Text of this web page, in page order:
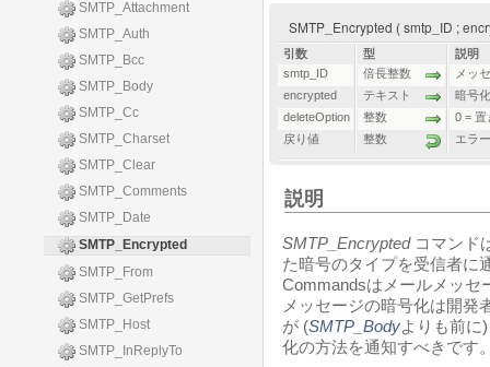
SMTP_Attachment
SMTP_Auth
SMTP_Bcc
SMTP_Body
SMTP_Cc
SMTP_Charset
SMTP_Clear
SMTP_Comments
SMTP_Date
SMTP_Encrypted
SMTP_From
SMTP_GetPrefs
SMTP_Host
SMTP_InReplyTo
SMTP_Encrypted ( smtp_ID ;
引数 型
説明
smtp_ID
倍長整数
メッ
encrypted
テキスト
暗号
deleteOption
整数
0 = 置
戻り値
整数 エラ
説明
SMTP_Encryptedコマンド
た暗号のタイプを受信者に
Commandsはメールメッセ
メッセージの暗号化は開発
が (SMTP_Bodyよりも前に
化の方法を通知すべきです